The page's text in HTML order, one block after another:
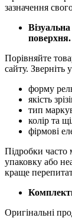
зазначення
поверхня.
Порівняйте
сайту. Зверніть
форму
якість
тип
колір та
фірмові
Підробки часто
упаковку або
краще
Оригінальні